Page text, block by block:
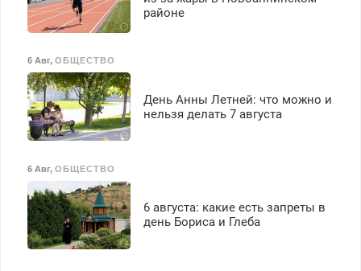
районе
6 Авг, ОБЩЕСТВО
День Анны Летней: что можно и
нельзя делать 7 августа
6 Авг, ОБЩЕСТВО
6 августа: какие есть запреты в
день Бориса и Глеба